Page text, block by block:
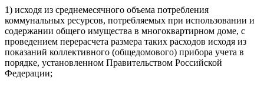
1) исходя из среднемесячного объема потребления
коммунальных ресурсов, потребляемых при использовании и
содержании общего имущества в многоквартирном доме, с
проведением перерасчета размера таких расходов исходя из
показаний коллективного (общедомового) прибора учета в
порядке, установленном Правительством Российской
Федерации;